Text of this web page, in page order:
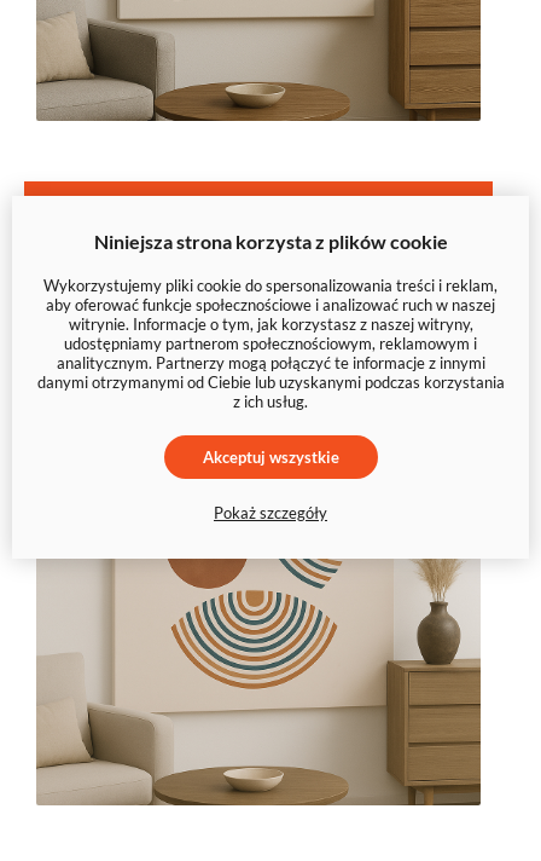
wyjątkowym – wybierz swoją
abstrakcję
Niniejsza strona korzysta z plików cookie
Wykorzystujemy pliki cookie do spersonalizowania treści i reklam,
aby oferować funkcje społecznościowe i analizować ruch w naszej
witrynie. Informacje o tym, jak korzystasz z naszej witryny,
udostępniamy partnerom społecznościowym, reklamowym i
analitycznym. Partnerzy mogą połączyć te informacje z innymi
danymi otrzymanymi od Ciebie lub uzyskanymi podczas korzystania
z ich usług.
Akceptuj wszystkie
Pokaż szczegóły